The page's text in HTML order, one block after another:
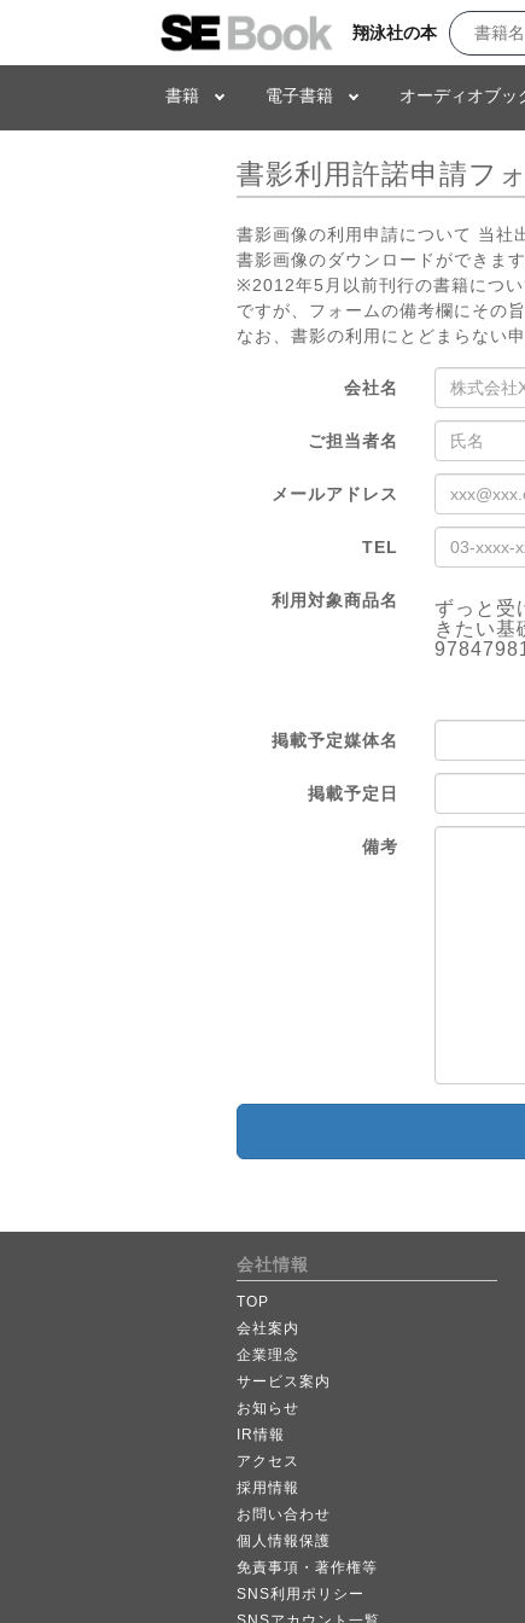
翔泳社の本
書籍 電子書籍 オーディオブッ
書影利用許諾申請フ
書影画像の利用申請について 当社
書影画像のダウンロードができま
※2012年5月以前刊行の書籍につ
ですが、フォームの備考欄にその
なお、書影の利用にとどまらない
会社名
ご担当者名
メールアドレス
TEL
利用対象商品名
ずっと受
きたい基
掲載予定媒体名
掲載予定日
備考
会社情報
TOP
会社案内
企業理念
サービス案内
お知らせ
IR情報
アクセス
採用情報
お問い合わせ
個人情報保護
免責事項・著作権等
SNS利用ポリシー